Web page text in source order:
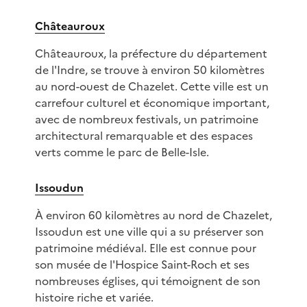
Châteauroux
Châteauroux, la préfecture du département
de l'Indre, se trouve à environ 50 kilomètres
au nord-ouest de Chazelet. Cette ville est un
carrefour culturel et économique important,
avec de nombreux festivals, un patrimoine
architectural remarquable et des espaces
verts comme le parc de Belle-Isle.
Issoudun
À environ 60 kilomètres au nord de Chazelet,
Issoudun est une ville qui a su préserver son
patrimoine médiéval. Elle est connue pour
son musée de l'Hospice Saint-Roch et ses
nombreuses églises, qui témoignent de son
histoire riche et variée.